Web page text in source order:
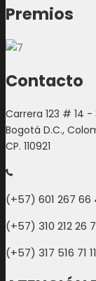
Premios
Contacto
Carrera 123 # 14 -
Bogotá D.C.,
CP. 110921
(+57) 601 267 66
(+57) 310 212 26
(+57) 317 516 71 11